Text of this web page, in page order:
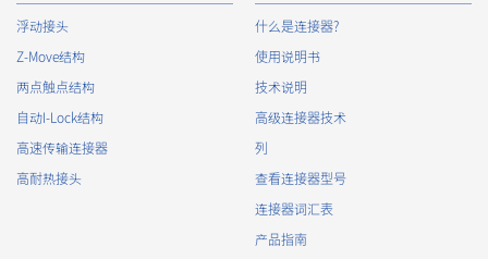
the management systems and measures to protect personal
data, and strive to improve the management systems and
measures.
About the Handling of Personal Information
1. Collection of Personal Information
When providing the services of the Company, the Company
obtains personal information such as the name, address,
浮动接头
Z-Move结构
两点触点结构
自动I-Lock结构
高速传输连接器
高耐热接头
什么是连接器?
使用说明书
技术说明
高级连接器技术
列
查看连接器型号
连接器词汇表
产品指南